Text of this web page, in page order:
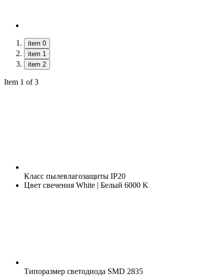
item 0
item 1
item 2
Item 1 of 3
Класс пылевлагозащиты IP20
Цвет свечения White | Белый 6000 K
Типоразмер светодиода SMD 2835